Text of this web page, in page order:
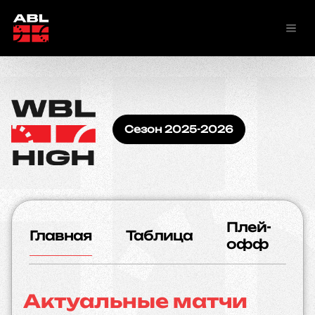
Сезон 2025-2026
Главная Таблица
Плей-
офф
Актуальные матчи